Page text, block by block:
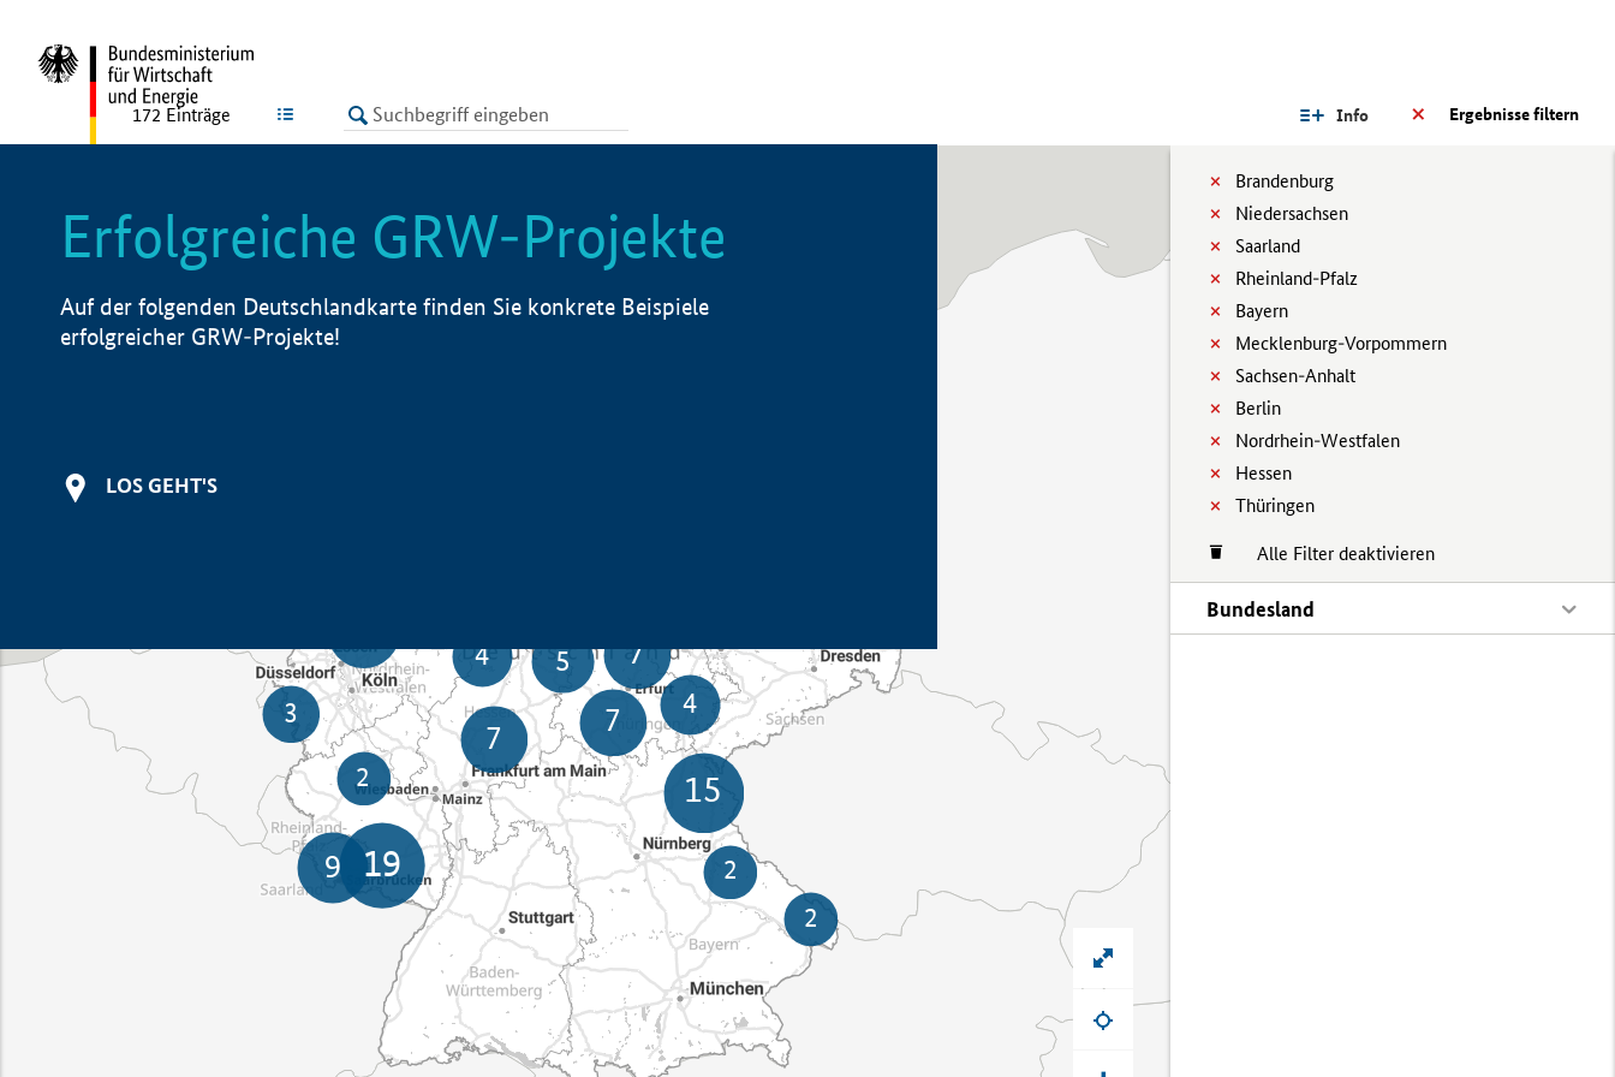
LISTE Ergebnisse filtern
Info
Brandenburg
Niedersachsen
Saarland
Rheinland-Pfalz
Bayern
Mecklenburg-Vorpommern
Sachsen-Anhalt
Berlin
Nordrhein-Westfalen
Hessen
Thüringen
Alle Filter deaktivieren
Bundesland
172 Einträge
Erfolgreiche GRW-Projekte
Auf der folgenden Deutschlandkarte finden Sie konkrete Beispiele
erfolgreicher GRW-Projekte!
LOS GEHT'S